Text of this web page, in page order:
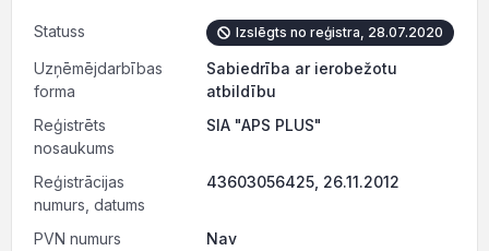
Statuss Izslēgts no reģistra, 28.07.2020
Uzņēmējdarbības
forma
Sabiedrība ar ierobežotu
atbildību
Reģistrēts
nosaukums
SIA "APS PLUS"
Reģistrācijas
numurs, datums
43603056425, 26.11.2012
PVN numurs
Nav